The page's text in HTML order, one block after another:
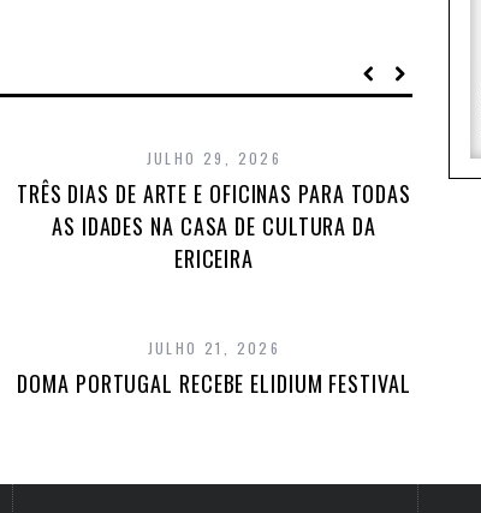
JULHO 29, 2026
TRÊS DIAS DE ARTE E OFICINAS PARA TODAS
AS IDADES NA CASA DE CULTURA DA
ERICEIRA
JULHO 21, 2026
DOMA PORTUGAL RECEBE ELIDIUM FESTIVAL